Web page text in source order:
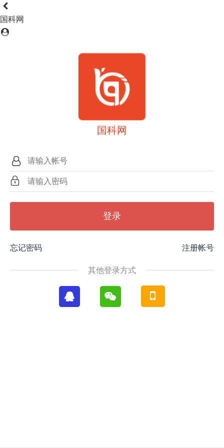
国科网
国科网
登录
忘记密码 注册帐号
其他登录方式